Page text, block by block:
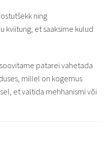
ning
kviitung, et saaksime kulud
patarei vahetada
millel on kogemus
et vältida mehhanismi või